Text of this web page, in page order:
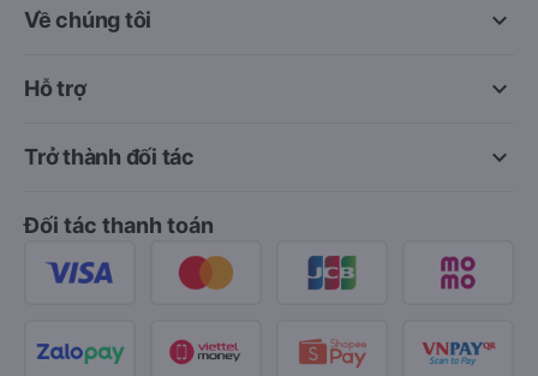
keyboard_arrow_down
Về chúng tôi
keyboard_arrow_down
Hỗ trợ
keyboard_arrow_down
Trở thành đối tác
Đối tác thanh toán